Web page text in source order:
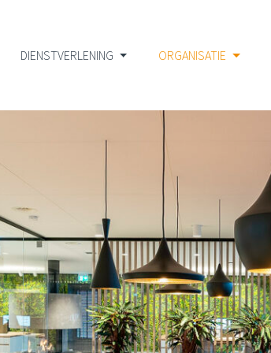
DIENSTVERLENING ORGANISATIE